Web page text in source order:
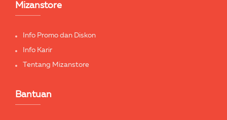
Mizanstore
Info Promo dan Diskon
Info Karir
Tentang Mizanstore
Bantuan